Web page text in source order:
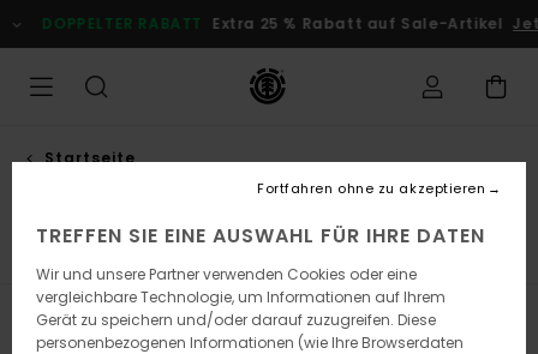
zur
Produkt
springen
RABATT Extra 25 % Rabatt auf Sale-Artikel Jetzt
Startseite
Filtern & Sortieren 767Ergebnisse
TREFFEN SIE EINE AUSWAHL FÜR IHRE DATEN
Wir und unsere Partner verwenden Cookies oder eine
vergleichbare Technologie, um Informationen auf Ihrem
Gerät zu speichern und/oder darauf zuzugreifen. Diese
personenbezogenen Informationen (wie Ihre Browserdaten
Fortfahren ohne zu akzeptieren